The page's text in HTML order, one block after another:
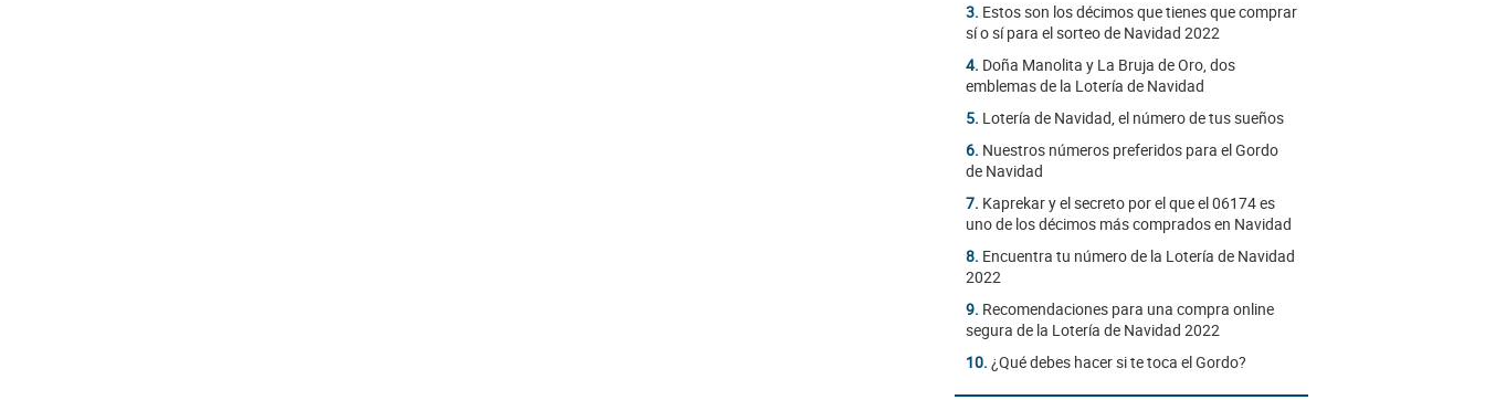
3. Estos son los décimos que tienes que comprar
sí o sí para el sorteo de Navidad 2022
4. Doña Manolita y La Bruja de Oro, dos
emblemas de la Lotería de Navidad
5. Lotería de Navidad, el número de tus sueños
6. Nuestros números preferidos para el Gordo
de Navidad
7. Kaprekar y el secreto por el que el 06174 es
uno de los décimos más comprados en Navidad
8. Encuentra tu número de la Lotería de Navidad
2022
9. Recomendaciones para una compra online
segura de la Lotería de Navidad 2022
10. ¿Qué debes hacer si te toca el Gordo?